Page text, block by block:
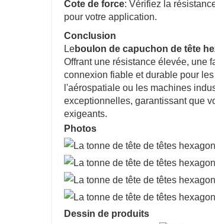
Cote de force: Vérifiez la
pour votre application.
Conclusion
Leboulon de capuchon de tête
Offrant une résistance élevée, une
connexion fiable et durable pour
l'aérospatiale ou les machines
exceptionnelles, garantissant que
exigeants.
Photos
Dessin de produits